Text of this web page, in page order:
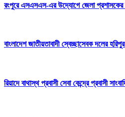
রংপুরে এসএসএস-এর উদ্যোগে জেলা প্রশাসকের
বাংলাদেশ জাতীয়তাবাদী স্বেচ্ছাসেবক দলের
রিয়াদে বাথাস্থ প্রবাসী সেবা কেন্দ্রে প্রবাসী